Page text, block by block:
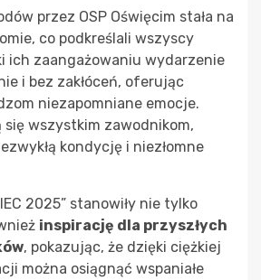
przez OSP Oświęcim stała na
co podkreślali wszyscy
ich zaangażowaniu wydarzenie
i bez zakłóceń, oferując
niezapomniane emocje.
się wszystkim zawodnikom,
kondycję i niezłomne
2025” stanowiły nie tylko
inspirację dla przyszłych
, pokazując, że dzięki ciężkiej
można osiągnąć wspaniałe